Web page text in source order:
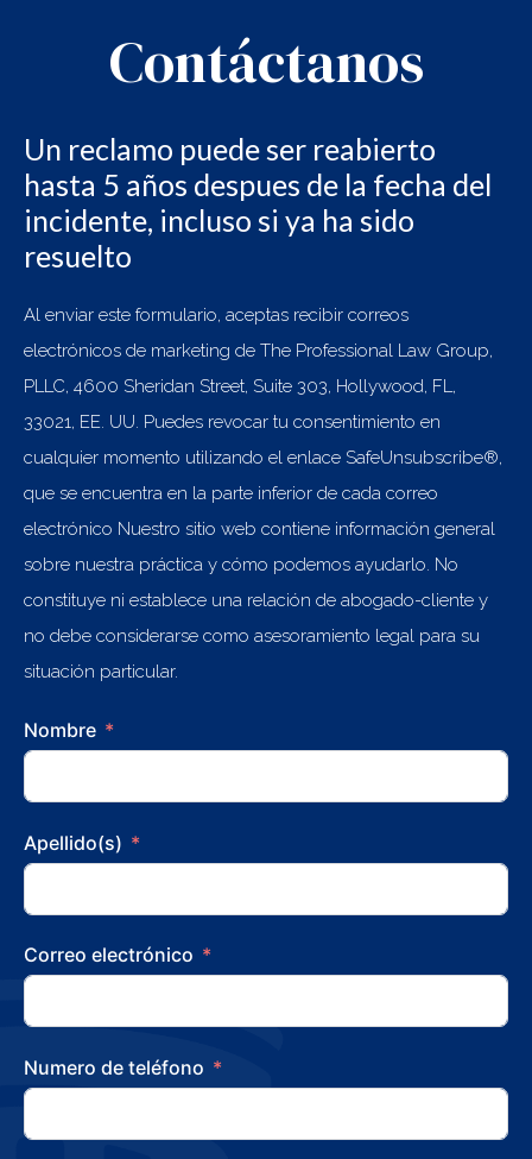
Contáctanos
Un reclamo puede ser reabierto
hasta 5 años despues de la fecha del
incidente, incluso si ya ha sido
resuelto
Al enviar este formulario, aceptas recibir correos
electrónicos de marketing de The Professional Law Group,
PLLC, 4600 Sheridan Street, Suite 303, Hollywood, FL,
33021, EE. UU. Puedes revocar tu consentimiento en
cualquier momento utilizando el enlace SafeUnsubscribe®,
que se encuentra en la parte inferior de cada correo
electrónico Nuestro sitio web contiene información general
sobre nuestra práctica y cómo podemos ayudarlo. No
constituye ni establece una relación de abogado-cliente y
no debe considerarse como asesoramiento legal para su
situación particular.
Nombre
Apellido(s)
Correo electrónico
Numero de teléfono